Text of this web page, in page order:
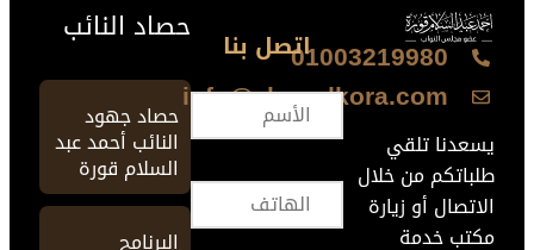
01003219980
info@ahmedkora.com
يسعدنا تلقي
طلباتكم من خلال
الاتصال أو زيارة
مكتب خدمة
اتصل بنا حصاد النائب
حصاد جهود
النائب أحمد عبد
السلام قورة
البرنامج